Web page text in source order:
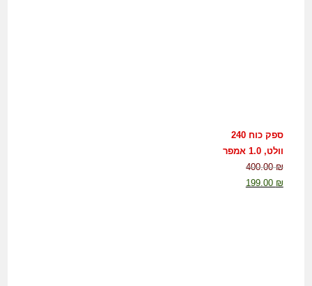
ספק כוח 240
וולט, 1.0 אמפר
400.00₪
199.00 ₪